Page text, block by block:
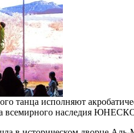
танца исполняют
всемирного наследия